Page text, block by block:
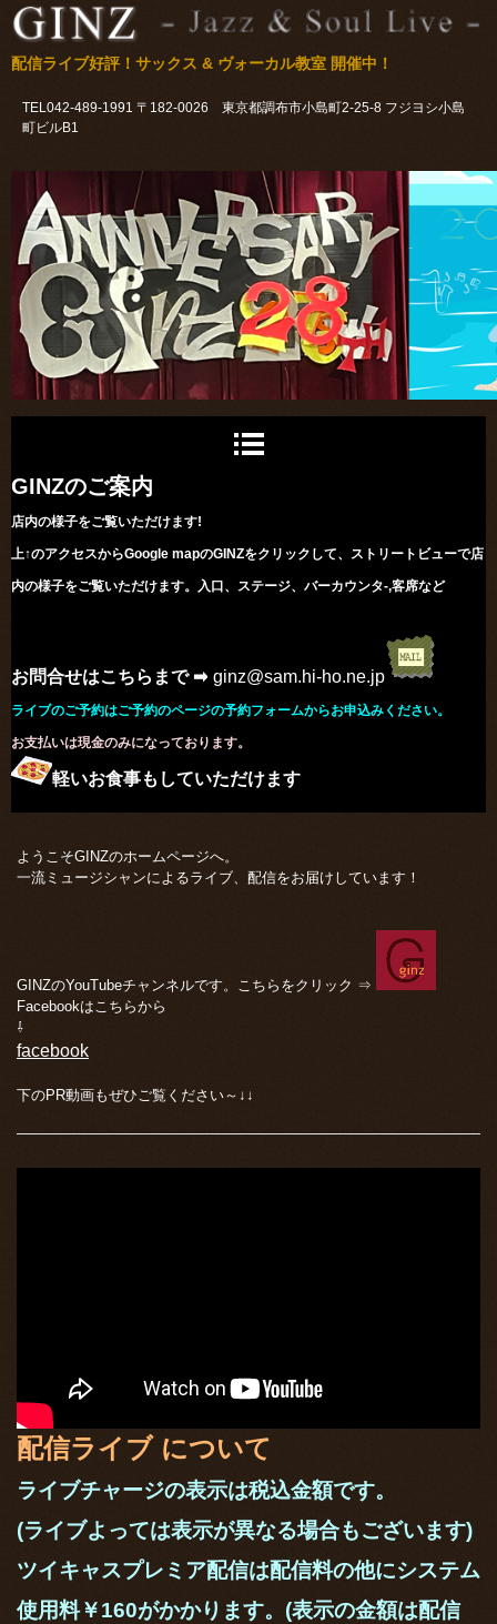
配信ライブ好評！サックス & ヴォーカル教室 開催中！
TEL042-489-1991 〒182-0026 東京都調布市小島町2-25-8 フジヨシ小島
町ビルB1
GINZのご案内
店内の様子をご覧いただけます!
上↑のアクセスからGoogle mapのGINZをクリックして、ストリートビューで店
内の様子をご覧いただけます。入口、ステージ、バーカウンタ-,客席など
お問合せはこちらまで ➡ ginz@sam.hi-ho.ne.jp
ライブのご予約はご予約のページの予約フォームからお申込みください。
お支払いは現金のみになっております。
軽いお食事もしていただけます
ようこそGINZのホームページへ。
一流ミュージシャンによるライブ、配信をお届けしています！
GINZのYouTubeチャンネルです。こちらをクリック ⇒
Facebookはこちらから
⇩
facebook
下のPR動画もぜひご覧ください～↓↓
配信ライブ について
ライブチャージの表示は税込金額です。
(ライブよっては表示が異なる場合もございます)
ツイキャスプレミア配信は配信料の他にシステム
使用料￥160がかかります。(表示の金額は配信